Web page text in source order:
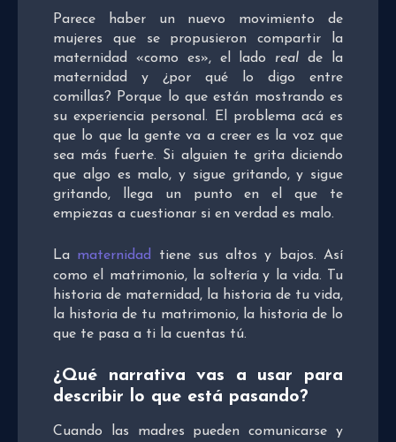
Parece haber un nuevo movimiento de
mujeres que se propusieron compartir la
maternidad «como es», el lado real de la
maternidad y ¿por qué lo digo entre
comillas? Porque lo que están mostrando es
su experiencia personal. El problema acá es
que lo que la gente va a creer es la voz que
sea más fuerte. Si alguien te grita diciendo
que algo es malo, y sigue gritando, y sigue
gritando, llega un punto en el que te
empiezas a cuestionar si en verdad es malo.
La maternidad
tiene sus altos y bajos. Así
como el matrimonio, la soltería y la vida. Tu
historia de maternidad, la historia de tu vida,
la historia de tu matrimonio, la historia de lo
que te pasa a ti la cuentas tú.
¿Qué narrativa vas a usar para
describir lo que está pasando?
Cuando las madres pueden comunicarse y